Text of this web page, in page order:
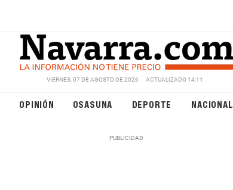
VIERNES, 07 DE AGOSTO DE 2026 ACTUALIZADO 14:11
OPINIÓN OSASUNA DEPORTE NACIONAL